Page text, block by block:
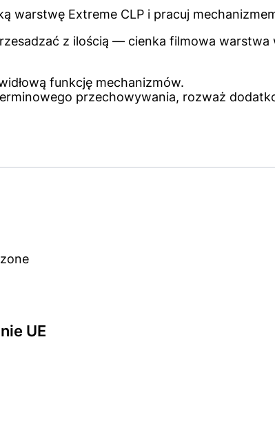
warstwę Extreme CLP i pracuj
z ilością — cienka filmowa
funkcję mechanizmów.
przechowywania, rozważ
UE